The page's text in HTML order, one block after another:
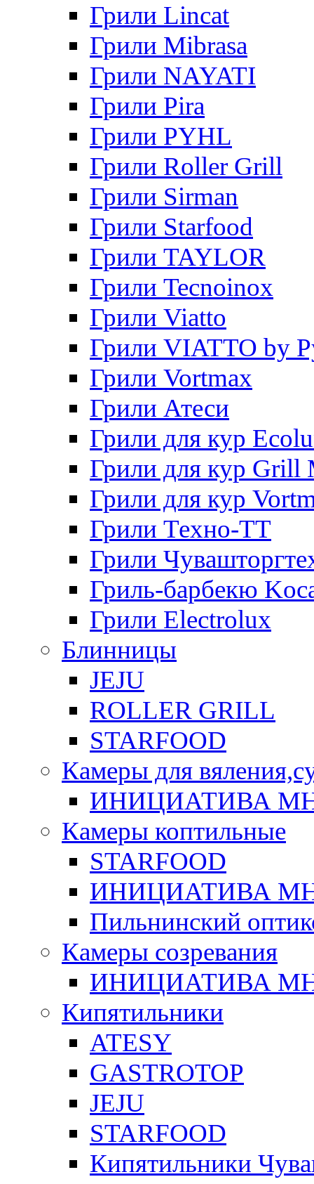
Грили Lincat
Грили Mibrasa
Грили NAYATI
Грили Pira
Грили PYHL
Грили Roller Grill
Грили Sirman
Грили Starfood
Грили TAYLOR
Грили Tecnoinox
Грили Viatto
Грили VIATTO by
Грили Vortmax
Грили Атеси
Грили для кур
Грили для кур Grill
Грили для кур
Грили Техно-ТТ
Грили
Гриль-барбекю
Грили Electrolux
Блинницы
JEJU
ROLLER GRILL
STARFOOD
Камеры для
ИНИЦИАТИВА
Камеры коптильные
STARFOOD
ИНИЦИАТИВА
Пильнинский
Камеры созревания
ИНИЦИАТИВА
Кипятильники
ATESY
GASTROTOP
JEJU
STARFOOD
Кипятильники